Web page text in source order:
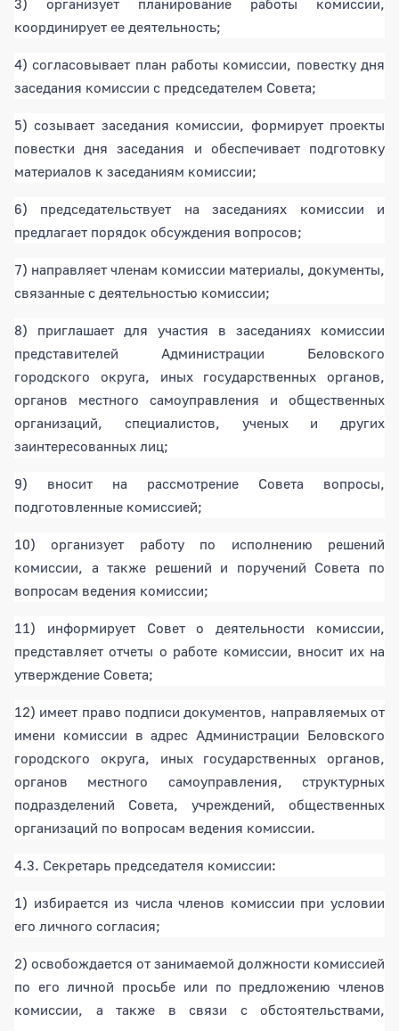
координирует ее деятельность;
4) согласовывает план работы комиссии, повестку дня
заседания комиссии с председателем Совета;
5) созывает заседания комиссии, формирует проекты
повестки дня заседания и обеспечивает подготовку
материалов к заседаниям комиссии;
6) председательствует на заседаниях комиссии и
предлагает порядок обсуждения вопросов;
7) направляет членам комиссии материалы, документы,
связанные с деятельностью комиссии;
8) приглашает для участия в заседаниях комиссии
представителей Администрации Беловского
городского округа, иных государственных органов,
органов местного самоуправления и общественных
организаций, специалистов, ученых и других
заинтересованных лиц;
9) вносит на рассмотрение Совета вопросы,
подготовленные комиссией;
10) организует работу по исполнению решений
комиссии, а также решений и поручений Совета по
вопросам ведения комиссии;
11) информирует Совет о деятельности комиссии,
представляет отчеты о работе комиссии, вносит их на
утверждение Совета;
12) имеет право подписи документов, направляемых от
имени комиссии в адрес Администрации Беловского
городского округа, иных государственных органов,
органов местного самоуправления, структурных
подразделений Совета, учреждений, общественных
организаций по вопросам ведения комиссии.
4.3. Секретарь председателя комиссии:
1) избирается из числа членов комиссии при условии
его личного согласия;
2) освобождается от занимаемой должности комиссией
по его личной просьбе или по предложению членов
комиссии, а также в связи с обстоятельствами,